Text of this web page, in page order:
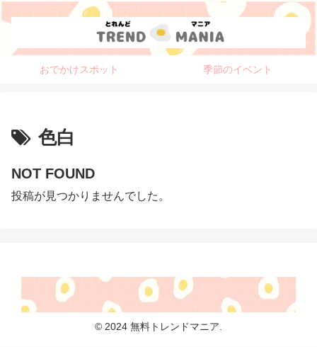
おでかけスポット 季節のイベント
色白
NOT FOUND
投稿が見つかりませんでした。
© 2024 無料トレンドマニア.